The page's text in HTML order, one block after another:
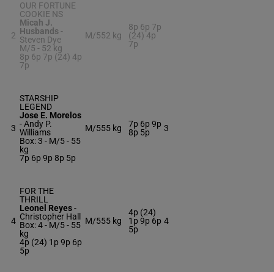
2
OUR FORTUNE
COOKIE NS
Micah J.
Husbands-
Steven Dye
M/5 - 52 kg
8p 6p 7p (24) 4p
7p
M/552 kg
8p 6p 7p
(24) 4p
7p
3
STARSHIP
LEGEND
Jose E. Morelos
-Andy P.
Williams
Box: 3 - M/5 - 55
kg
7p 6p 9p 8p 5p
M/555 kg
7p 6p 9p
8p 5p
3
4
FOR THE
THRILL
Leonel Reyes-
Christopher Hall
Box: 4 - M/5 - 55
kg
4p (24) 1p 9p 6p
5p
M/555 kg
4p (24)
1p 9p 6p
5p
4